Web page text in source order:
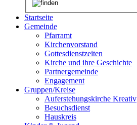
Startseite
Gemeinde
Pfarramt
Kirchenvorstand
Gottesdienstzeiten
Kirche und ihre Geschichte
Partnergemeinde
Engagement
Gruppen/Kreise
Auferstehungskirche Kreativ
Besuchsdienst
Hauskreis